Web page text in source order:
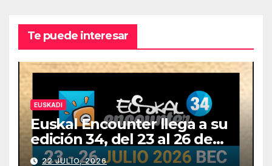
Te puede interesar
EUSKADI
Euskal Encounter llega a su
edición 34, del 23 al 26 de
julio
22 JULIO, 2026